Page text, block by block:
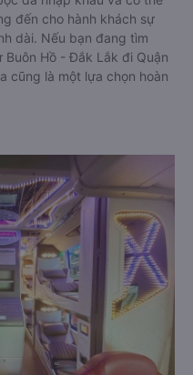
đến cho hành khách sự
dài. Nếu bạn đang tìm
Hồ - Đắk Lắk đi Quận
cũng là một lựa chọn hoàn